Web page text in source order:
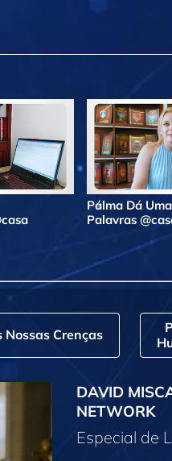
Pálma Dá
Palavras
Nossas Crenças
DAVID
NETWORK
Especial de